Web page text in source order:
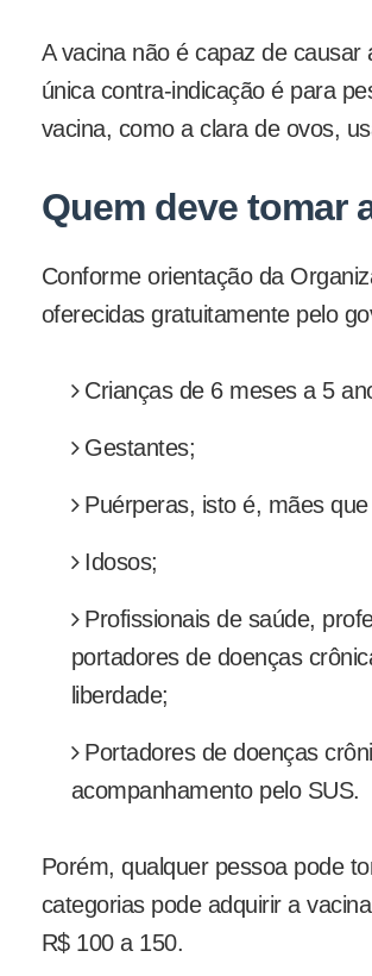
A vacina não é capaz de
única contra-indicação é para
vacina, como a clara de ovos,
Quem deve tomar
Conforme orientação da
oferecidas gratuitamente pelo
Crianças de 6 meses a 5
Gestantes;
Puérperas, isto é, mães
Idosos;
Profissionais de saúde,
portadores de doenças
liberdade;
Portadores de doenças
acompanhamento pelo SUS.
Porém, qualquer pessoa pode
categorias pode adquirir a
R$ 100 a 150.